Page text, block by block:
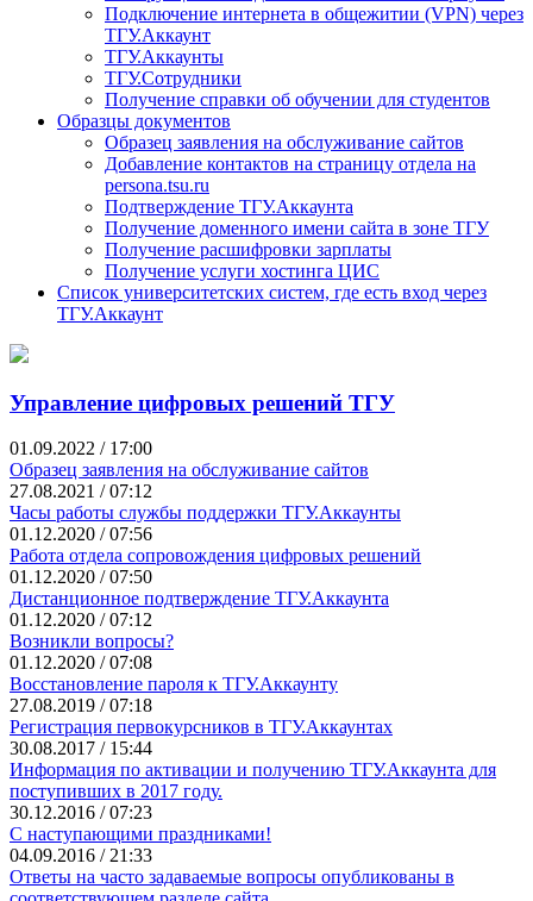
Подключение интернета в общежитии (VPN) через
ТГУ.Аккаунт
ТГУ.Аккаунты
ТГУ.Сотрудники
Получение справки об обучении для студентов
Образцы документов
Образец заявления на обслуживание сайтов
Добавление контактов на страницу отдела на
persona.tsu.ru
Подтверждение ТГУ.Аккаунта
Получение доменного имени сайта в зоне ТГУ
Получение расшифровки зарплаты
Получение услуги хостинга ЦИС
Список университетских систем, где есть вход через
ТГУ.Аккаунт
Управление цифровых решений ТГУ
01.09.2022 / 17:00
Образец заявления на обслуживание сайтов
27.08.2021 / 07:12
Часы работы службы поддержки ТГУ.Аккаунты
01.12.2020 / 07:56
Работа отдела сопровождения цифровых решений
01.12.2020 / 07:50
Дистанционное подтверждение ТГУ.Аккаунта
01.12.2020 / 07:12
Возникли вопросы?
01.12.2020 / 07:08
Восстановление пароля к ТГУ.Аккаунту
27.08.2019 / 07:18
Регистрация первокурсников в ТГУ.Аккаунтах
30.08.2017 / 15:44
Информация по активации и получению ТГУ.Аккаунта для
поступивших в 2017 году.
30.12.2016 / 07:23
С наступающими праздниками!
04.09.2016 / 21:33
Ответы на часто задаваемые вопросы опубликованы в